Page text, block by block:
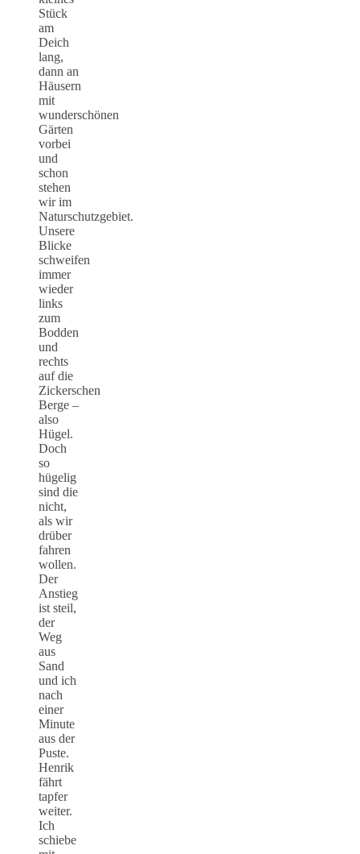
Stück
am
Deich
lang,
dann an
Häusern
mit
wunderschönen
Gärten
vorbei
und
schon
stehen
wir im
Naturschutzgebiet.
Unsere
Blicke
schweifen
immer
wieder
links
zum
Bodden
und
rechts
auf die
Zickerschen
Berge –
also
Hügel.
Doch
so
hügelig
sind die
nicht,
als wir
drüber
fahren
wollen.
Der
Anstieg
ist steil,
der
Weg
aus
Sand
und ich
nach
einer
Minute
aus der
Puste.
Henrik
fährt
tapfer
weiter.
Ich
schiebe